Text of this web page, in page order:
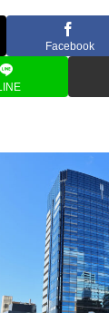
Facebook